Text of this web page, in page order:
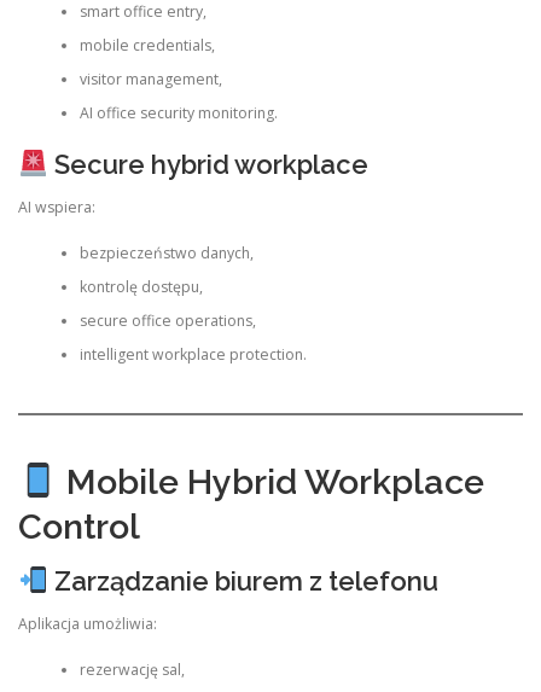
smart office entry,
mobile credentials,
visitor management,
AI office security monitoring.
Secure hybrid workplace
AI wspiera:
bezpieczeństwo danych,
kontrolę dostępu,
secure office operations,
intelligent workplace protection.
Mobile Hybrid Workplace
Control
Zarządzanie biurem z telefonu
Aplikacja umożliwia:
rezerwację sal,